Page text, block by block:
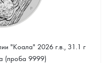
"Коала" 2026 г.в., 31.1 г
(проба 9999)